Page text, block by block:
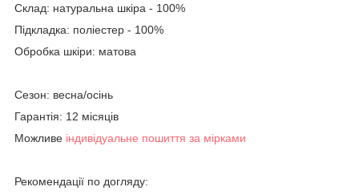
Склад: натуральна шкіра - 100%
Підкладка: поліестер - 100%
Обробка шкіри: матова
Сезон: весна/осінь
Гарантія: 12 місяців
Можливе індивідуальне пошиття за мірками
Рекомендації по догляду: